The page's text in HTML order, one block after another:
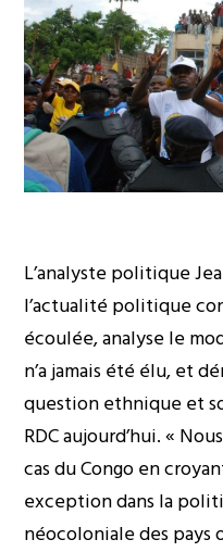
L’analyste politique
l’actualité politique
écoulée, analyse le
n’a jamais été élu, et
question ethnique et
RDC aujourd’hui. «
cas du Congo en
exception dans la
néocoloniale des pays